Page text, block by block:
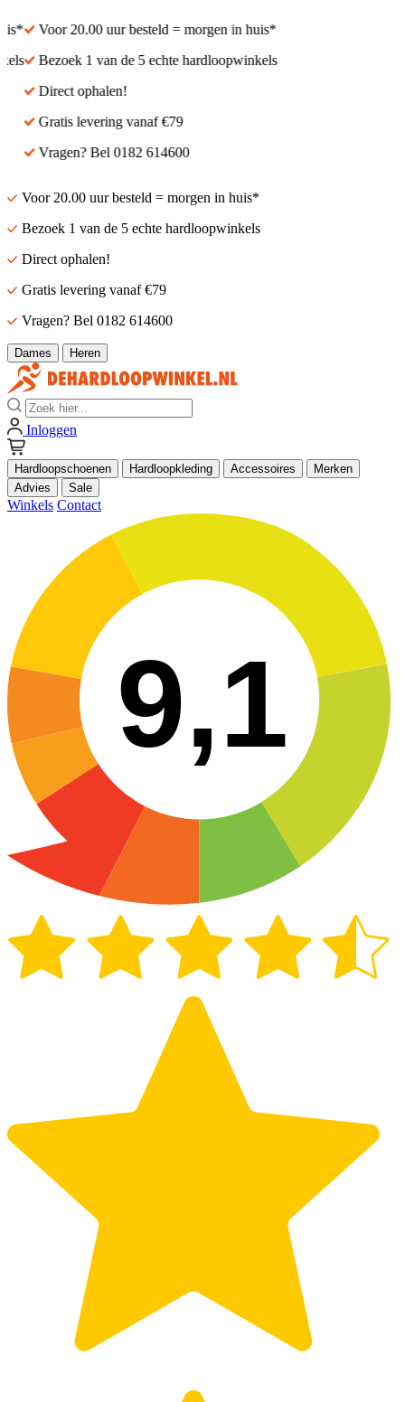
Voor 20.00 uur besteld = morgen in huis*
Bezoek 1 van de 5 echte hardloopwinkels
Direct ophalen!
Gratis levering vanaf €79
Vragen? Bel 0182 614600
Voor 20.00 uur besteld = morgen in huis*
Bezoek 1 van de 5 echte hardloopwinkels
Direct ophalen!
Gratis levering vanaf €79
Vragen? Bel 0182 614600
Dames Heren
Zoek
Inloggen
Hardloopschoenen Hardloopkleding Accessoires
Merken
Advies
Sale
Winkels Contact
9,1